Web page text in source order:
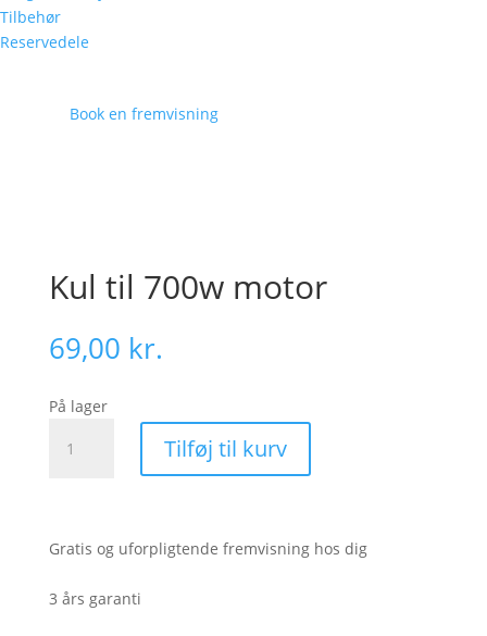
Tilbehør
Reservedele
Book en fremvisning
Kul til 700w motor
69,00 kr.
På lager
Tilføj til kurv
Gratis og uforpligtende fremvisning hos dig
3 års garanti